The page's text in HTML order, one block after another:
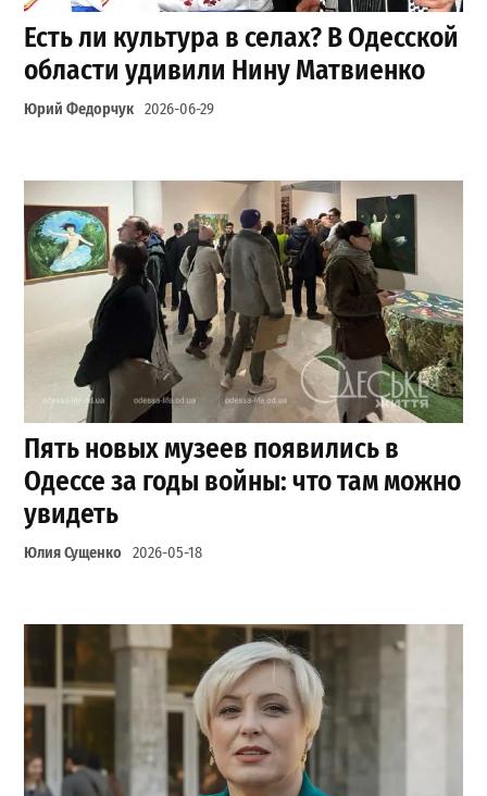
Есть ли культура в селах? В Одесской
области удивили Нину Матвиенко
Юрий Федорчук 2026-06-29
Пять новых музеев появились в
Одессе за годы войны: что там можно
увидеть
Юлия Сущенко 2026-05-18